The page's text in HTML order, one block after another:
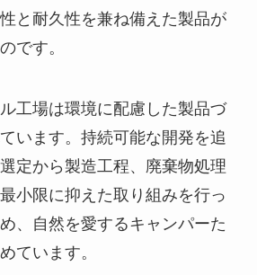
と耐久性を兼ね備えた製品が
です。
工場は環境に配慮した製品づ
います。持続可能な開発を追
定から製造工程、廃棄物処理
小限に抑えた取り組みを行っ
、自然を愛するキャンパーた
ています。